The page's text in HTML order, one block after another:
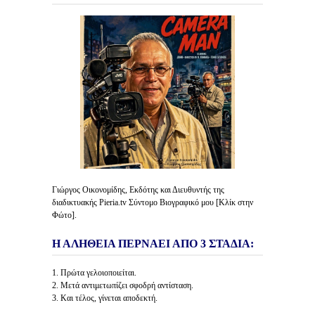
Γιώργος Οικονομίδης, Εκδότης και Διευθυντής της
διαδικτυακής Pieria.tv Σύντομο Βιογραφικό μου [Κλίκ στην
Φώτο].
Η ΑΛΗΘΕΙΑ ΠΕΡΝΑΕΙ ΑΠΟ 3 ΣΤΑΔΙΑ:
1. Πρώτα γελοιοποιείται.
2. Μετά αντιμετωπίζει σφοδρή αντίσταση.
3. Και τέλος, γίνεται αποδεκτή.